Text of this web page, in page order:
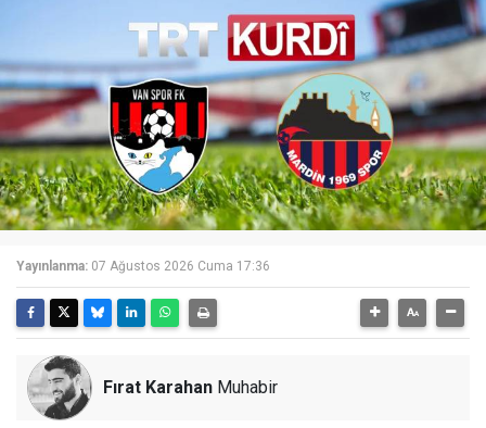
Yayınlanma: 07 Ağustos 2026 Cuma 17:36
Fırat Karahan Muhabir